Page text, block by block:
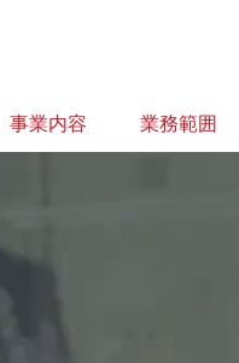
事業内容 業務範囲